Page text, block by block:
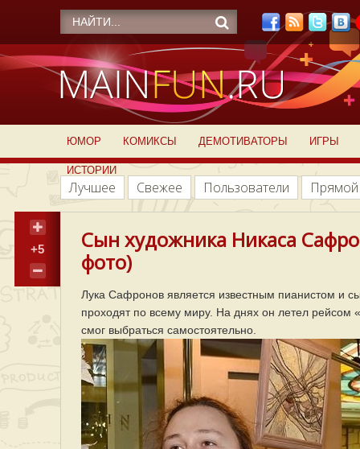
ЮМОР КОМИКСЫ ДЕМОТИВАТОРЫ ИГРЫ
ИСТОРИИ
Лучшее Свежее Пользователи
+5
Сын художника Никаса
фото)
Лука Сафронов является известным пианистом и
проходят по всему миру. На днях он летел рейсом
смог выбраться самостоятельно.